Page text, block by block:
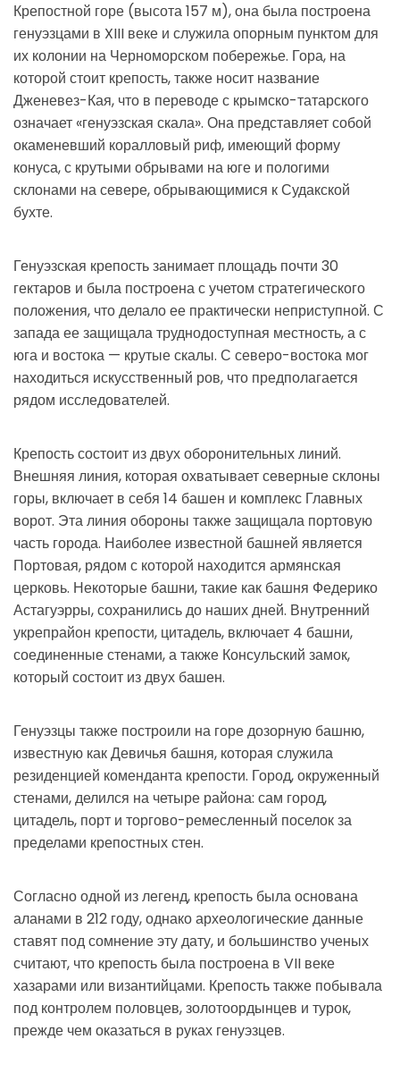
Крепостной горе (высота 157 м), она была построена
генуэзцами в XIII веке и служила опорным пунктом для
их колонии на Черноморском побережье. Гора, на
которой стоит крепость, также носит название
Дженевез-Кая, что в переводе с крымско-татарского
означает «генуэзская скала». Она представляет собой
окаменевший коралловый риф, имеющий форму
конуса, с крутыми обрывами на юге и пологими
склонами на севере, обрывающимися к Судакской
бухте.
Генуэзская крепость занимает площадь почти 30
гектаров и была построена с учетом стратегического
положения, что делало ее практически неприступной. С
запада ее защищала труднодоступная местность, а с
юга и востока — крутые скалы. С северо-востока мог
находиться искусственный ров, что предполагается
рядом исследователей.
Крепость состоит из двух оборонительных линий.
Внешняя линия, которая охватывает северные склоны
горы, включает в себя 14 башен и комплекс Главных
ворот. Эта линия обороны также защищала портовую
часть города. Наиболее известной башней является
Портовая, рядом с которой находится армянская
церковь. Некоторые башни, такие как башня Федерико
Астагуэрры, сохранились до наших дней. Внутренний
укрепрайон крепости, цитадель, включает 4 башни,
соединенные стенами, а также Консульский замок,
который состоит из двух башен.
Генуэзцы также построили на горе дозорную башню,
известную как Девичья башня, которая служила
резиденцией коменданта крепости. Город, окруженный
стенами, делился на четыре района: сам город,
цитадель, порт и торгово-ремесленный поселок за
пределами крепостных стен.
Согласно одной из легенд, крепость была основана
аланами в 212 году, однако археологические данные
ставят под сомнение эту дату, и большинство ученых
считают, что крепость была построена в VII веке
хазарами или византийцами. Крепость также побывала
под контролем половцев, золотоордынцев и турок,
прежде чем оказаться в руках генуэзцев.